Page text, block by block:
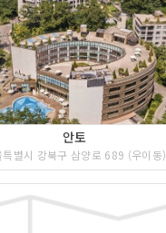
안토
특별시 강북구 삼양로 689 (우이동)